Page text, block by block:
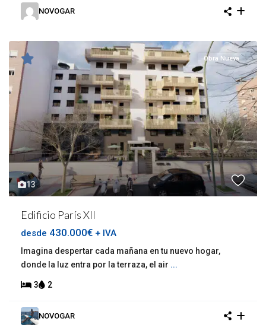
NOVOGAR
13
Obra Nueva
Edificio París XII
desde 430.000€ + IVA
Imagina despertar cada mañana en tu nuevo hogar,
donde la luz entra por la terraza, el air ...
3 2
NOVOGAR